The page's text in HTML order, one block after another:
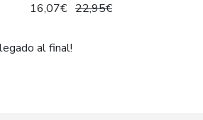
16,07€ 22,95€
al final!